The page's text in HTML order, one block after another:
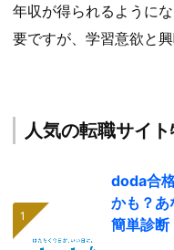
年収が得られるように
要ですが、学習意欲と
人気の転職サイ
doda合
かも？
簡単診断